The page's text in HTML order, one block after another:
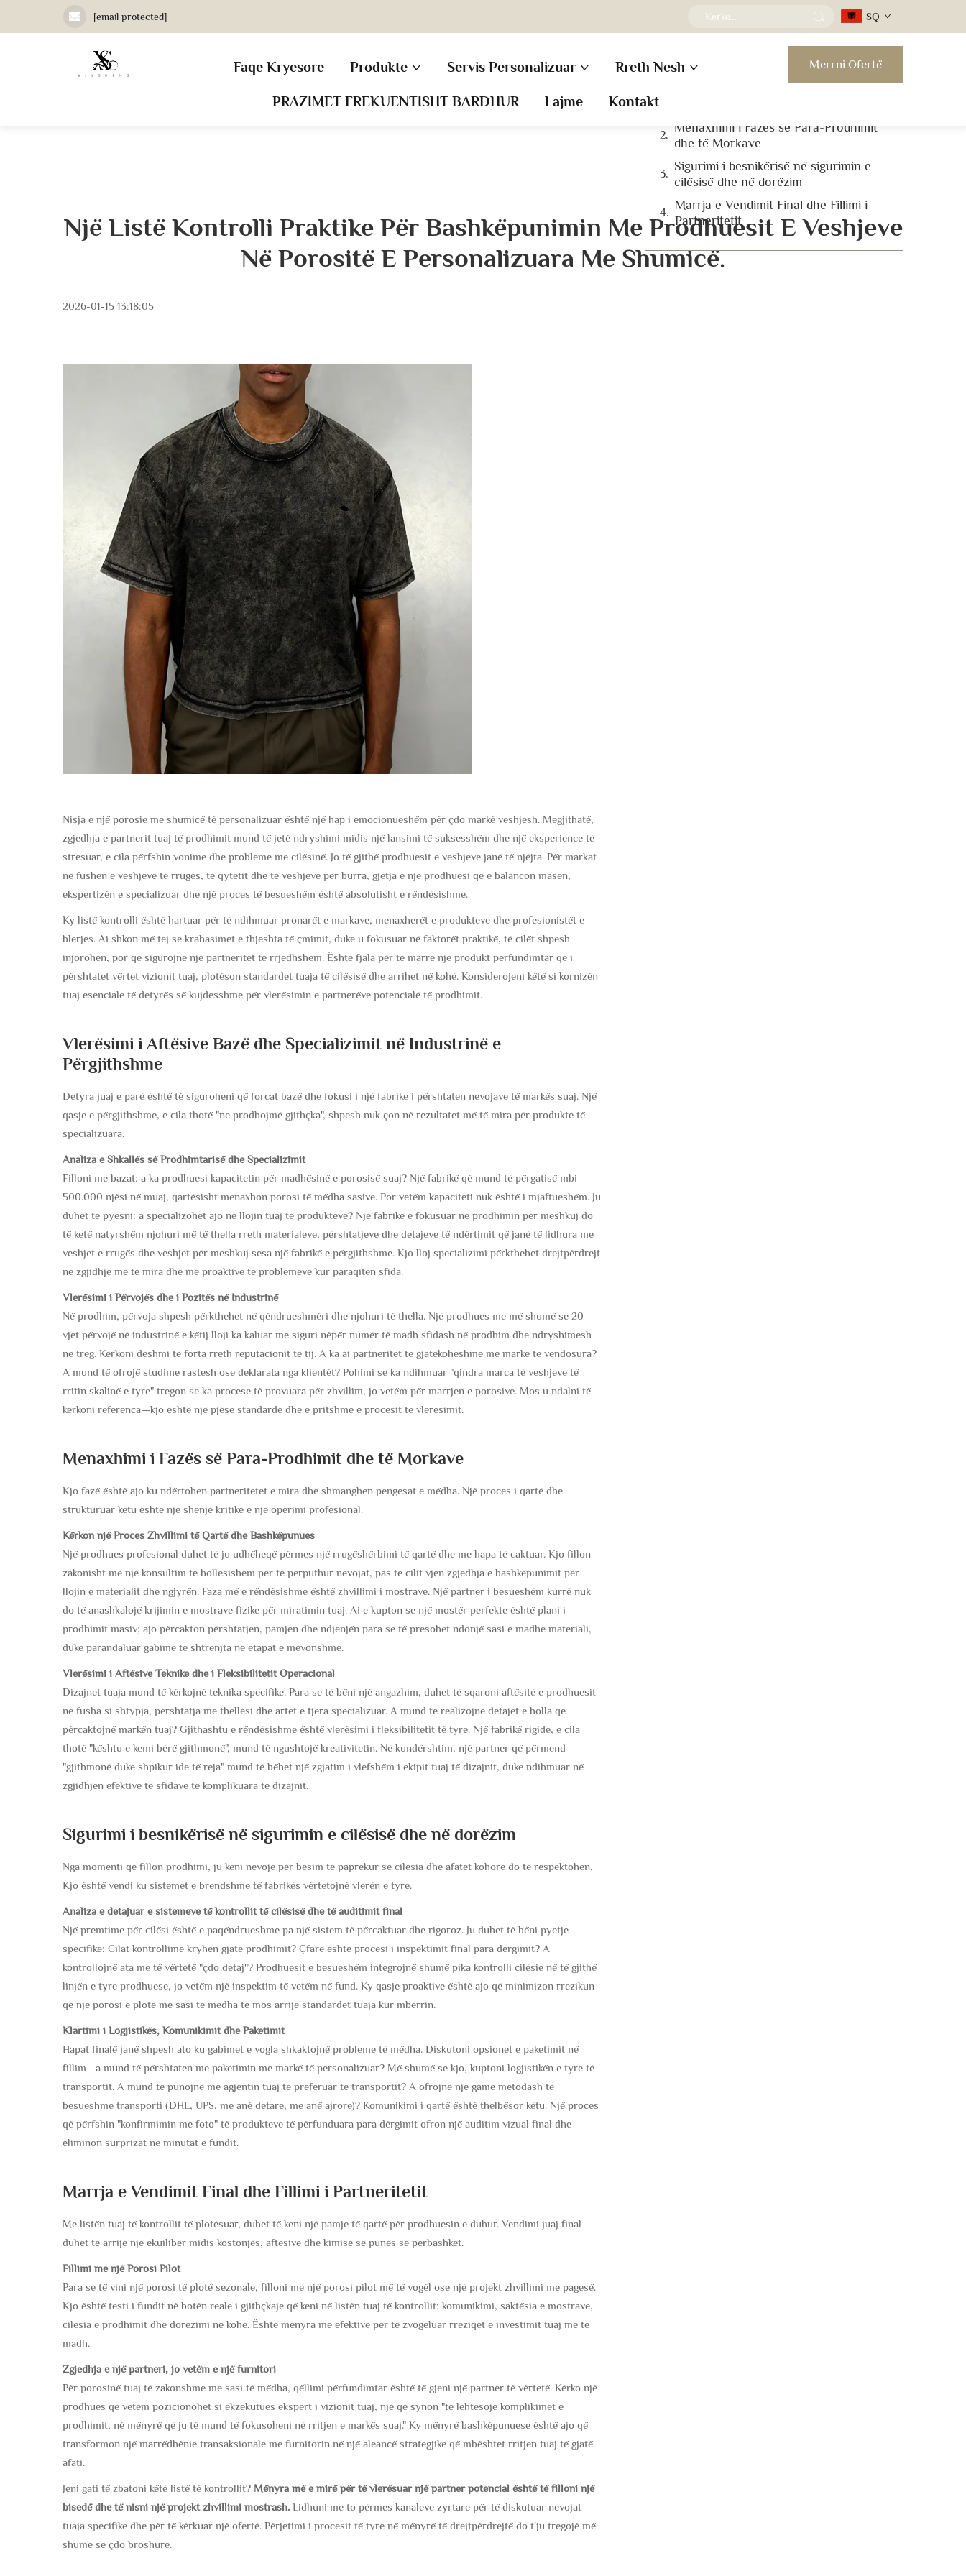
[email protected] SQ
Faqe Kryesore Produkte Servis Personalizuar Rreth Nesh
PRAZIMET FREKUENTISHT BARDHUR Lajme Kontakt
Merrni Ofertë
Një Listë Kontrolli Praktike Për Bashkëpunimin Me Prodhuesit E Veshjeve
Në Porositë E Personalizuara Me Shumicë.
2026-01-15 13:18:05
Nisja e një porosie me shumicë të personalizuar është një hap i emocionueshëm për çdo markë veshjesh. Megjithatë,
zgjedhja e partnerit tuaj të prodhimit mund të jetë ndryshimi midis një lansimi të suksesshëm dhe një eksperience të
stresuar, e cila përfshin vonime dhe probleme me cilësinë. Jo të gjithë prodhuesit e veshjeve janë të njëjta. Për markat
në fushën e veshjeve të rrugës, të qytetit dhe të veshjeve për burra, gjetja e një prodhuesi që e balancon masën,
ekspertizën e specializuar dhe një proces të besueshëm është absolutisht e rëndësishme.
Ky listë kontrolli është hartuar për të ndihmuar pronarët e markave, menaxherët e produkteve dhe profesionistët e
blerjes. Ai shkon më tej se krahasimet e thjeshta të çmimit, duke u fokusuar në faktorët praktikë, të cilët shpesh
injorohen, por që sigurojnë një partneritet të rrjedhshëm. Është fjala për të marrë një produkt përfundimtar që i
përshtatet vërtet vizionit tuaj, plotëson standardet tuaja të cilësisë dhe arrihet në kohë. Konsiderojeni këtë si kornizën
tuaj esenciale të detyrës së kujdesshme për vlerësimin e partnerëve potencialë të prodhimit.
Vlerësimi i Aftësive Bazë dhe Specializimit në Industrinë e
Përgjithshme
Detyra juaj e parë është të siguroheni që forcat bazë dhe fokusi i një fabrike i përshtaten nevojave të markës suaj. Një
qasje e përgjithshme, e cila thotë "ne prodhojmë gjithçka", shpesh nuk çon në rezultatet më të mira për produkte të
specializuara.
Analiza e Shkallës së Prodhimtarisë dhe Specializimit
Filloni me bazat: a ka prodhuesi kapacitetin për madhësinë e porosisë suaj? Një fabrikë që mund të përgatisë mbi
500.000 njësi në muaj, qartësisht menaxhon porosi të mëdha sasive. Por vetëm kapaciteti nuk është i mjaftueshëm. Ju
duhet të pyesni: a specializohet ajo në llojin tuaj të produkteve? Një fabrikë e fokusuar në prodhimin për meshkuj do
të ketë natyrshëm njohuri më të thella rreth materialeve, përshtatjeve dhe detajeve të ndërtimit që janë të lidhura me
veshjet e rrugës dhe veshjet për meshkuj sesa një fabrikë e përgjithshme. Kjo lloj specializimi përkthehet drejtpërdrejt
në zgjidhje më të mira dhe më proaktive të problemeve kur paraqiten sfida.
Vlerësimi i Përvojës dhe i Pozitës në Industrinë
Në prodhim, përvoja shpesh përkthehet në qëndrueshmëri dhe njohuri të thella. Një prodhues me më shumë se 20
vjet përvojë në industrinë e këtij lloji ka kaluar me siguri nëpër numër të madh sfidash në prodhim dhe ndryshimesh
në treg. Kërkoni dëshmi të forta rreth reputacionit të tij. A ka ai partneritet të gjatëkohëshme me marke të vendosura?
A mund të ofrojë studime rastesh ose deklarata nga klientët? Pohimi se ka ndihmuar "qindra marca të veshjeve të
rritin skalinë e tyre" tregon se ka procese të provuara për zhvillim, jo vetëm për marrjen e porosive. Mos u ndalni të
kërkoni referenca—kjo është një pjesë standarde dhe e pritshme e procesit të vlerësimit.
Menaxhimi i Fazës së Para-Prodhimit dhe të Morkave
Kjo fazë është ajo ku ndërtohen partneritetet e mira dhe shmanghen pengesat e mëdha. Një proces i qartë dhe
strukturuar këtu është një shenjë kritike e një operimi profesional.
Kërkon një Proces Zhvillimi të Qartë dhe Bashkëpunues
Një prodhues profesional duhet të ju udhëheqë përmes një rrugëshërbimi të qartë dhe me hapa të caktuar. Kjo fillon
zakonisht me një konsultim të hollësishëm për të përputhur nevojat, pas të cilit vjen zgjedhja e bashkëpunimit për
llojin e materialit dhe ngjyrën. Faza më e rëndësishme është zhvillimi i mostrave. Një partner i besueshëm kurrë nuk
do të anashkalojë krijimin e mostrave fizike për miratimin tuaj. Ai e kupton se një mostër perfekte është plani i
prodhimit masiv; ajo përcakton përshtatjen, pamjen dhe ndjenjën para se të presohet ndonjë sasi e madhe materiali,
duke parandaluar gabime të shtrenjta në etapat e mëvonshme.
Vlerësimi i Aftësive Teknike dhe i Fleksibilitetit Operacional
Dizajnet tuaja mund të kërkojnë teknika specifike. Para se të bëni një angazhim, duhet të sqaroni aftësitë e prodhuesit
në fusha si shtypja, përshtatja me thellësi dhe artet e tjera specializuar. A mund të realizojnë detajet e holla që
përcaktojnë markën tuaj? Gjithashtu e rëndësishme është vlerësimi i fleksibilitetit të tyre. Një fabrikë rigide, e cila
thotë "kështu e kemi bërë gjithmonë", mund të ngushtojë kreativitetin. Në kundërshtim, një partner që përmend
"gjithmonë duke shpikur ide të reja" mund të bëhet një zgjatim i vlefshëm i ekipit tuaj të dizajnit, duke ndihmuar në
zgjidhjen efektive të sfidave të komplikuara të dizajnit.
Sigurimi i besnikërisë në sigurimin e cilësisë dhe në dorëzim
Nga momenti që fillon prodhimi, ju keni nevojë për besim të paprekur se cilësia dhe afatet kohore do të respektohen.
Kjo është vendi ku sistemet e brendshme të fabrikës vërtetojnë vlerën e tyre.
Analiza e detajuar e sistemeve të kontrollit të cilësisë dhe të auditimit final
Një premtime për cilësi është e paqëndrueshme pa një sistem të përcaktuar dhe rigoroz. Ju duhet të bëni pyetje
specifike: Cilat kontrollime kryhen gjatë prodhimit? Çfarë është procesi i inspektimit final para dërgimit? A
kontrollojnë ata me të vërtetë "çdo detaj"? Prodhuesit e besueshëm integrojnë shumë pika kontrolli cilësie në të gjithë
linjën e tyre prodhuese, jo vetëm një inspektim të vetëm në fund. Ky qasje proaktive është ajo që minimizon rrezikun
që një porosi e plotë me sasi të mëdha të mos arrijë standardet tuaja kur mbërrin.
Klartimi i Logjistikës, Komunikimit dhe Paketimit
Hapat finalë janë shpesh ato ku gabimet e vogla shkaktojnë probleme të mëdha. Diskutoni opsionet e paketimit në
fillim—a mund të përshtaten me paketimin me markë të personalizuar? Më shumë se kjo, kuptoni logjistikën e tyre të
transportit. A mund të punojnë me agjentin tuaj të preferuar të transportit? A ofrojnë një gamë metodash të
besueshme transporti (DHL, UPS, me anë detare, me anë ajrore)? Komunikimi i qartë është thelbësor këtu. Një proces
që përfshin "konfirmimin me foto" të produkteve të përfunduara para dërgimit ofron një auditim vizual final dhe
eliminon surprizat në minutat e fundit.
Marrja e Vendimit Final dhe Fillimi i Partneritetit
Me listën tuaj të kontrollit të plotësuar, duhet të keni një pamje të qartë për prodhuesin e duhur. Vendimi juaj final
duhet të arrijë një ekuilibër midis kostonjës, aftësive dhe kimisë së punës së përbashkët.
Fillimi me një Porosi Pilot
Para se të vini një porosi të plotë sezonale, filloni me një porosi pilot më të vogël ose një projekt zhvillimi me pagesë.
Kjo është testi i fundit në botën reale i gjithçkaje që keni në listën tuaj të kontrollit: komunikimi, saktësia e mostrave,
cilësia e prodhimit dhe dorëzimi në kohë. Është mënyra më efektive për të zvogëluar rreziqet e investimit tuaj më të
madh.
Zgjedhja e një partneri, jo vetëm e një furnitori
Për porosinë tuaj të zakonshme me sasi të mëdha, qëllimi përfundimtar është të gjeni një partner të vërtetë. Kërko një
prodhues që vetëm pozicionohet si ekzekutues ekspert i vizionit tuaj, një që synon "të lehtësojë komplikimet e
prodhimit, në mënyrë që ju të mund të fokusoheni në rritjen e markës suaj." Ky mënyrë bashkëpunuese është ajo që
transformon një marrëdhënie transaksionale me furnitorin në një aleancë strategjike që mbështet rritjen tuaj të gjatë
afati.
Jeni gati të zbatoni këtë listë të kontrollit? Mënyra më e mirë për të vlerësuar një partner potencial është të filloni një
bisedë dhe të nisni një projekt zhvillimi mostrash. Lidhuni me to përmes kanaleve zyrtare për të diskutuar nevojat
tuaja specifike dhe për të kërkuar një ofertë. Përjetimi i procesit të tyre në mënyrë të drejtpërdrejtë do t'ju tregojë më
shumë se çdo broshurë.
Përmbajtja
Vlerësimi i Aftësive Bazë dhe
Menaxhimi i Fazës së Para-Prodhimit
dhe të Morkave
Sigurimi i besnikërisë në sigurimin e
cilësisë dhe në dorëzim
Marrja e Vendimit Final dhe Fillimi i
Partneritetit